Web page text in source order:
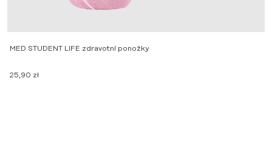
MED STUDENT LIFE zdravotní ponožky
25,90 zł